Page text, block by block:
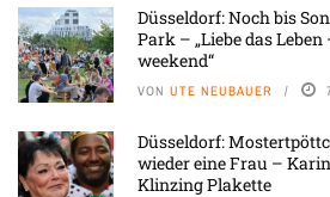
Düsseldorf: Noch bis
Park – „Liebe das
weekend“
VON UTE NEUBAUER
Düsseldorf:
wieder eine Frau –
Klinzing Plakette